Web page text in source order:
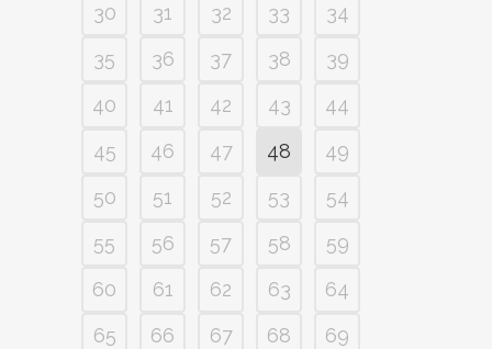
30
31 32 33
34
35
36 37 38
39
40
41 42 43
44
45
46 47 48
49
50
51 52 53
54
55
56 57 58
59
60
61 62 63
64
65
66 67 68
69